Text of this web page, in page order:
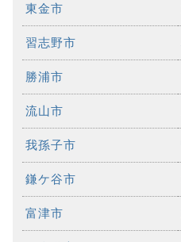
東金市
習志野市
勝浦市
流山市
我孫子市
鎌ケ谷市
富津市